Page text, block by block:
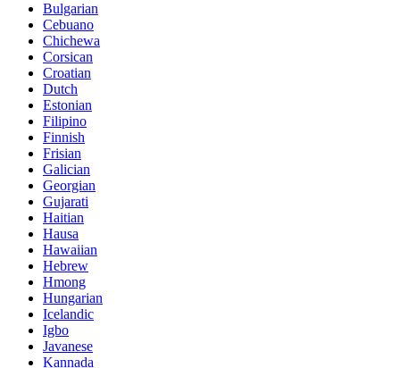
Bulgarian
Cebuano
Chichewa
Corsican
Croatian
Dutch
Estonian
Filipino
Finnish
Frisian
Galician
Georgian
Gujarati
Haitian
Hausa
Hawaiian
Hebrew
Hmong
Hungarian
Icelandic
Igbo
Javanese
Kannada